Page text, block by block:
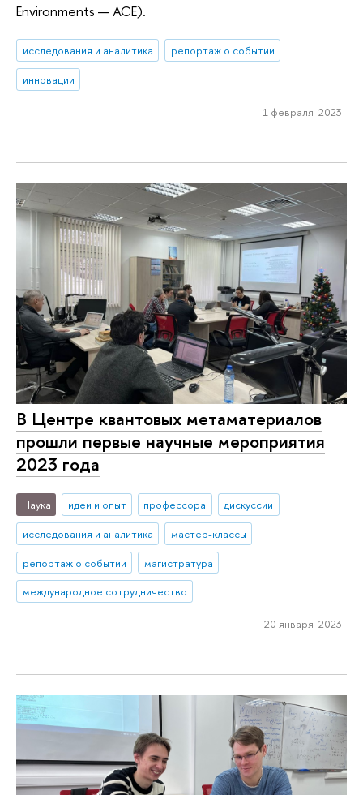
Environments — ACE).
исследования и аналитика
репортаж о событии
инновации
1 февраля 2023
В Центре квантовых метаматериалов
прошли первые научные мероприятия
2023 года
Наука идеи и опыт профессора
дискуссии
исследования и аналитика
мастер-классы
репортаж о событии
магистратура
международное сотрудничество
20 января 2023